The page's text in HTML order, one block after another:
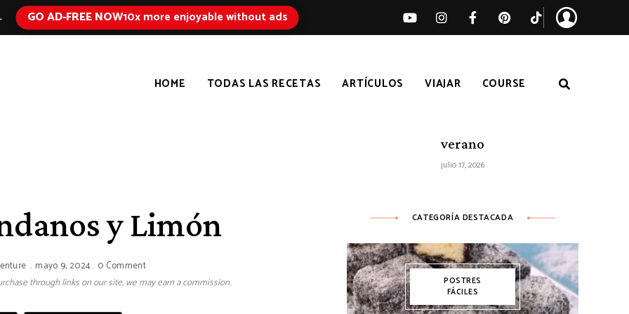
GO AD-FREE NOW10x more enjoyable without ads
HOME TODAS LAS RECETAS ARTÍCULOS VIAJAR COURSE
y Limón
mayo 9, 2024 0 Comment
through links on our site, we may earn a commission.
verano
julio 17, 2026
CATEGORÍA DESTACADA
POSTRES
FÁCILES